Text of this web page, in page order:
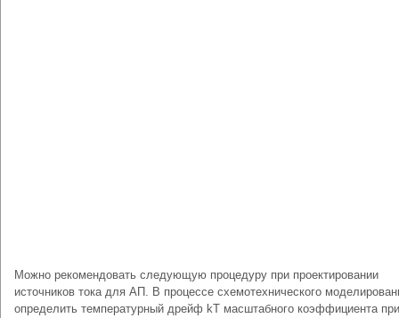
Можно рекомендовать следующую процедуру при проектировании
источников тока для АП. В процессе схемотехнического
определить температурный дрейф kT масштабного коэффициента при